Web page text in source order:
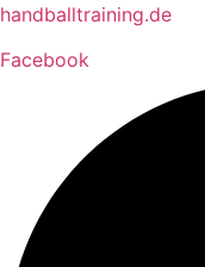
Zum
springen
handballtraining.de
Facebook